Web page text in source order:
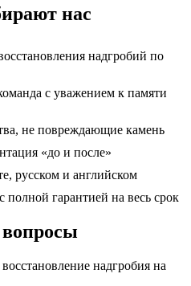
нас
надгробий по
с уважением к памяти
не повреждающие камень
«до и после»
русском и английском
полной гарантией на весь срок
надгробия на